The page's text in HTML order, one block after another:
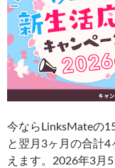
今ならLinksMateの
と翌月3ヶ月の合計
えます。2026年3月